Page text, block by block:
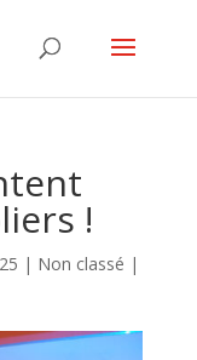
!
| Non classé |